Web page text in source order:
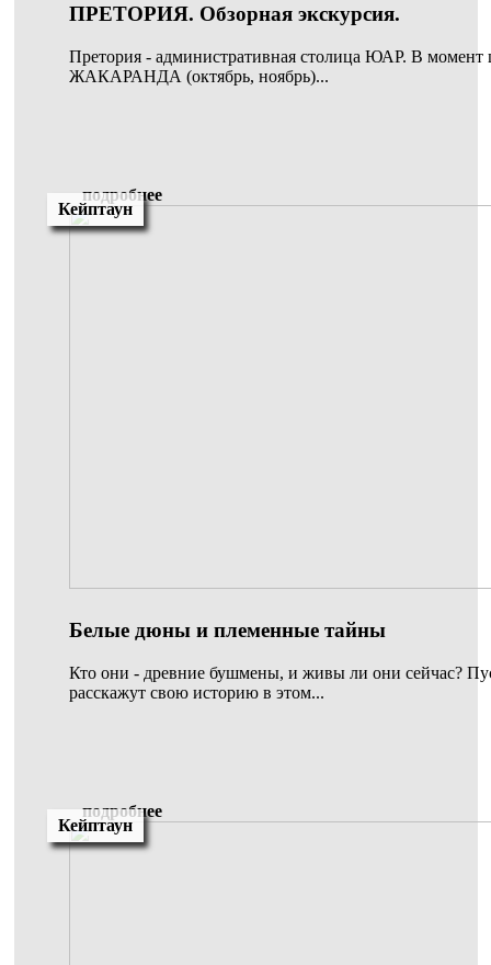
ПРЕТОРИЯ. Обзорная экскурсия.
Претория - административная столица ЮАР. В момент
ЖАКАРАНДА (октябрь, ноябрь)...
подробнее
Кейптаун
Белые дюны и племенные тайны
Кто они - древние бушмены, и живы ли они сейчас?
расскажут свою историю в этом...
подробнее
Кейптаун